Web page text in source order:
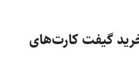
گیفت کارت‌های